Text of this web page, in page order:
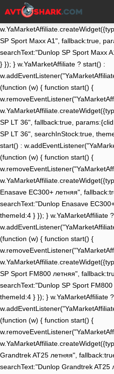
(function (w) { function start() {
SP Sport Maxx A1", fallback:true,
searchText:"Dunlop SP Sport Maxx
} }); } w.YaMarketAffiliate ? start() :
(function (w) { function start() {
SP LT 36", fallback:true,
SP LT 36", searchInStock:true,
start() :
(function (w) { function start() {
Enasave EC300+ летняя",
searchText:"Dunlop Enasave
themeId:4 } }); } w.YaMarketAffiliate
(function (w) { function start() {
SP Sport FM800 летняя",
searchText:"Dunlop SP Sport
themeId:4 } }); } w.YaMarketAffiliate
(function (w) { function start() {
Grandtrek AT25 летняя",
searchText:"Dunlop Grandtrek AT25